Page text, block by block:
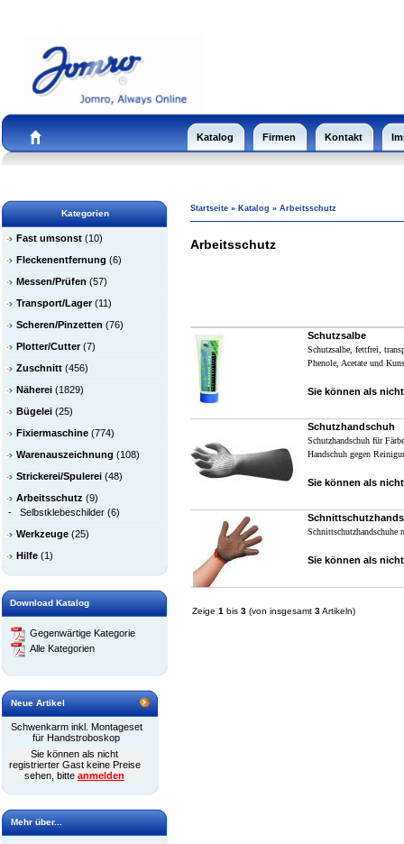
Katalog Firmen Kontakt
Kategorien
Fast umsonst (10)
Fleckenentfernung (6)
Messen/Prüfen (57)
Transport/Lager(11)
Scheren/Pinzetten (76)
Plotter/Cutter(7)
Zuschnitt (456)
Näherei (1829)
Bügelei (25)
Fixiermaschine (774)
Warenauszeichnung (108)
Strickerei/Spulerei (48)
Arbeitsschutz (9)
- Selbstklebeschilder (6)
Werkzeuge (25)
Hilfe (1)
Download Katalog
Gegenwärtige Kategorie
Alle Kategorien
Neue Artikel
Schwenkarm inkl. Montageset
für Handstroboskop
Sie können als nicht
registrierter Gast keine Preise
sehen, bitte anmelden
Mehr über...
Startseite » Katalog » Arbeitsschutz
Arbeitsschutz
Schutzsalbe
Schutzsalbe, fettfrei,
Phenole, Acetate und
Sie können als
Schutzhandschuh
Schutzhandschuh für
Handschuh gegen
Sie können als
Schnittschutzhandschuhe
Sie können als
Zeige 1 bis 3 (von insgesamt 3Artikeln)